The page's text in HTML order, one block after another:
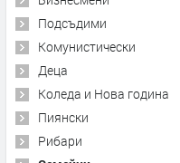
Подсъдими
Комунистически
Деца
Коледа и Нова година
Пиянски
Рибари